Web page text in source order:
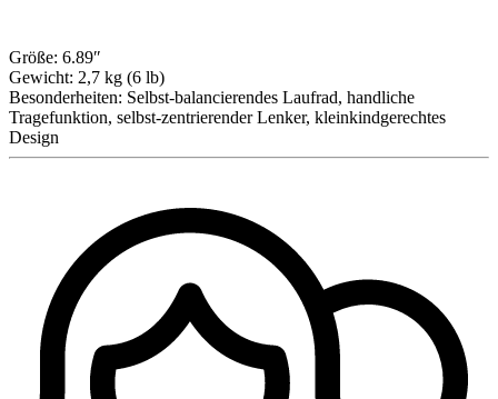
Größe: 6.89″
Gewicht: 2,7 kg (6 lb)
Besonderheiten: Selbst-balancierendes Laufrad, handliche
Tragefunktion, selbst-zentrierender Lenker, kleinkindgerechtes
Design